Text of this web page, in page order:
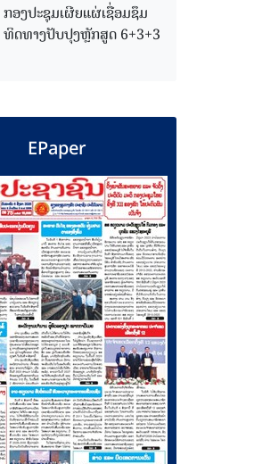
ກອງປະຊຸມເຜີຍແຜ່ເຊື່ອມຊຶມ
ທິດທາງປັບປຸງຫຼັກສູດ 6+3+3
EPaper